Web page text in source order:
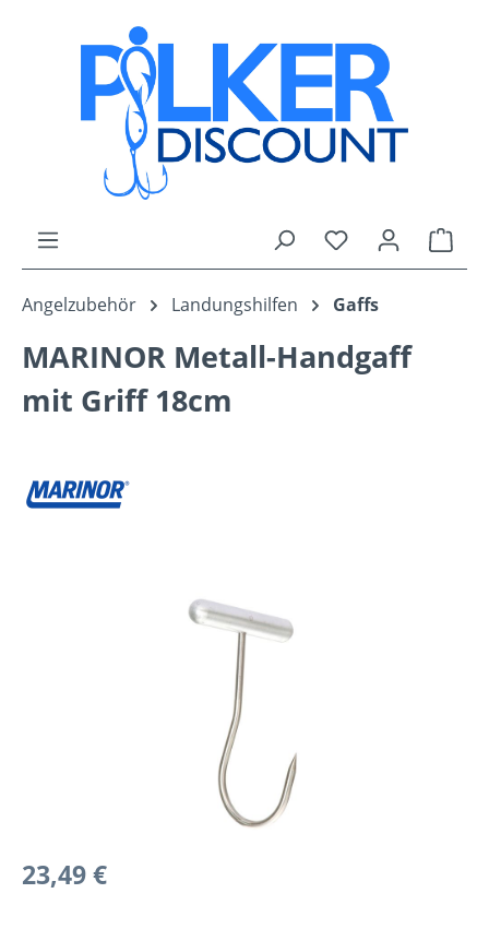
Zum Hauptinhalt springen
Du hast 0
Angelzubehör Landungshilfen Gaffs
MARINOR Metall-Handgaff
mit Griff 18cm
Bildergalerie überspringen
Regulärer Preis:
23,49 €